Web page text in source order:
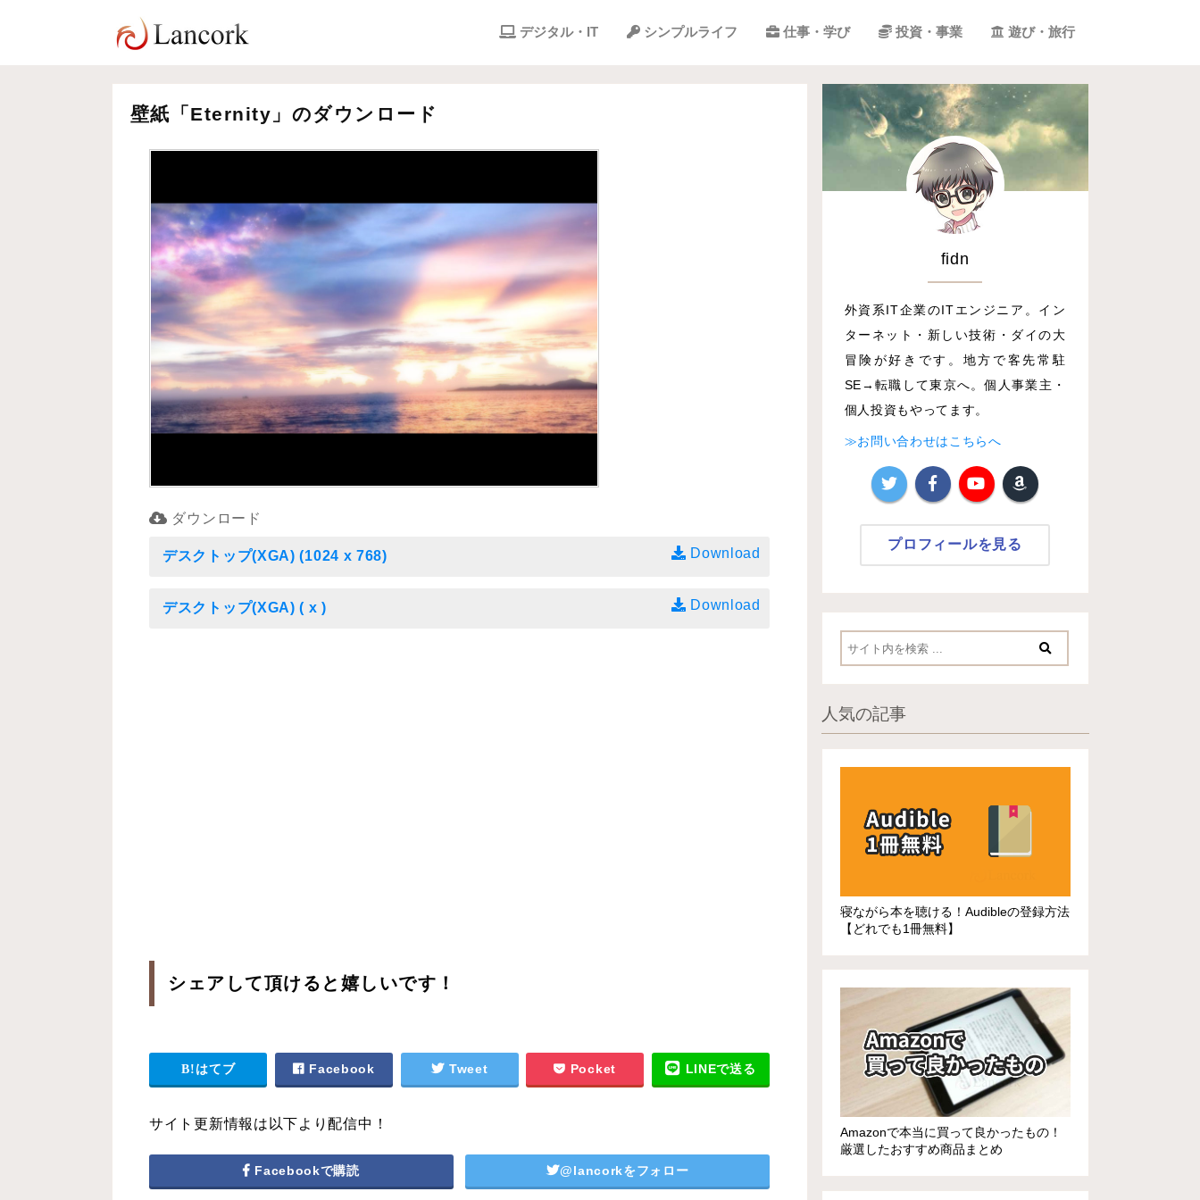
デジタル・IT シンプルライフ 仕事・学び 投資・事業 遊び・旅行
壁紙「Eternity」のダウンロード
ダウンロード
デスクトップ(XGA) (1024 x 768) Download
デスクトップ(XGA) ( x ) Download
シェアして頂けると嬉しいです！
はてブ Facebook Tweet Pocket LINEで送る
サイト更新情報は以下より配信中！
Facebookで購読 @lancorkをフォロー
fidn
外資系IT企業のITエンジニア。イン
ターネット・新しい技術・ダイの大
冒険が好きです。地方で客先常駐
SE→転職して東京へ。個人事業主・
個人投資もやってます。
≫お問い合わせはこちらへ
プロフィールを見る
人気の記事
寝ながら本を聴ける！Audibleの登録方法
【どれでも1冊無料】
Amazonで本当に買って良かったもの！
厳選したおすすめ商品まとめ